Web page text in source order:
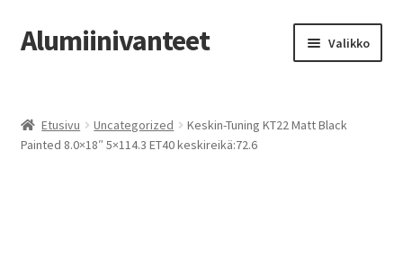
Siirry
navigointiin
Siirry
sisältöön
Alumiinivanteet Valikko
Kauppa
Etusivu Uncategorized
Keskin-Tuning KT22 Matt Black
Painted 8.0×18″ 5×114.3 ET40 keskireikä:72.6